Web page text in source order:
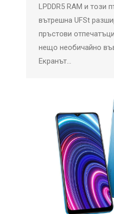
LPDDR5 RAM и този
вътрешна UFSt
пръстови
нещо необичайно
Екранът…